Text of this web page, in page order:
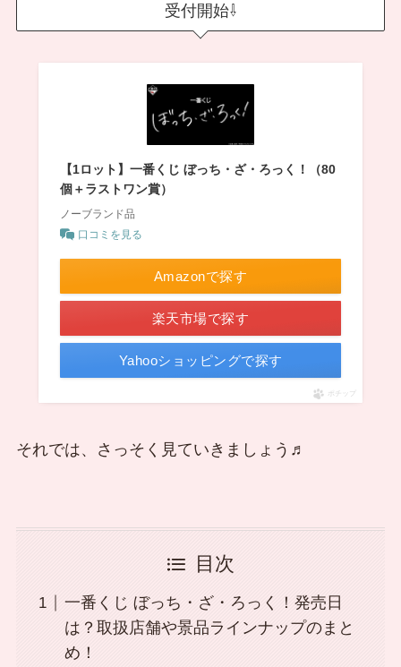
受付開始⇩
【1ロット】一番くじ ぼっち・ざ・ろっく！（80
個＋ラストワン賞）
ノーブランド品
口コミを見る
Amazonで探す
楽天市場で探す
Yahooショッピングで探す
ポチップ
それでは、さっそく見ていきましょう♬
目次
一番くじ ぼっち・ざ・ろっく！発売日
は？取扱店舗や景品ラインナップのまと
め！